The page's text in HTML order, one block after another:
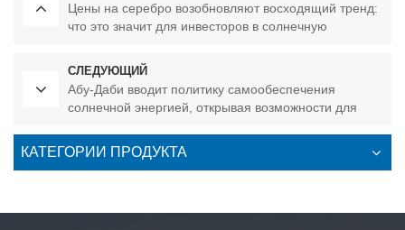
Цены на серебро возобновляют восходящий тренд:
что это значит для инвесторов в солнечную
СЛЕДУЮЩИЙ
Абу-Даби вводит политику самообеспечения
солнечной энергией, открывая возможности для
объектах.
КАТЕГОРИИ ПРОДУКТА